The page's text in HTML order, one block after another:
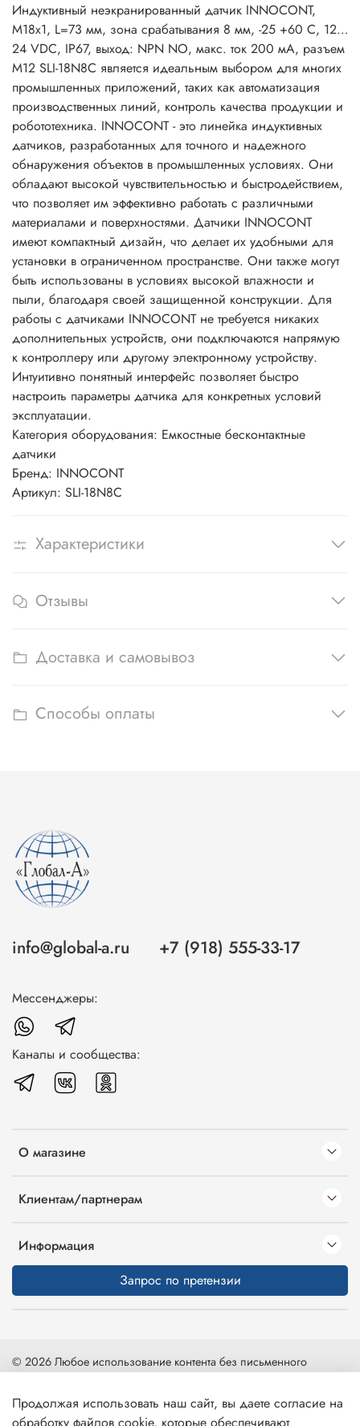
Индуктивный неэкранированный датчик INNOCONT,
M18x1, L=73 мм, зона срабатывания 8 мм, -25 +60 С, 12…
24 VDC, IP67, выход: NPN NO, макс. ток 200 мА, разъем
M12 SLI-18N8C является идеальным выбором для многих
промышленных приложений, таких как автоматизация
производственных линий, контроль качества продукции и
робототехника. INNOCONT - это линейка индуктивных
датчиков, разработанных для точного и надежного
обнаружения объектов в промышленных условиях. Они
обладают высокой чувствительностью и быстродействием,
что позволяет им эффективно работать с различными
материалами и поверхностями. Датчики INNOCONT
имеют компактный дизайн, что делает их удобными для
установки в ограниченном пространстве. Они также могут
быть использованы в условиях высокой влажности и
пыли, благодаря своей защищенной конструкции. Для
работы с датчиками INNOCONT не требуется никаких
дополнительных устройств, они подключаются напрямую
к контроллеру или другому электронному устройству.
Интуитивно понятный интерфейс позволяет быстро
настроить параметры датчика для конкретных условий
эксплуатации.
Категория оборудования: Емкостные бесконтактные
датчики
Бренд: INNOCONT
Артикул: SLI-18N8C
Характеристики
Отзывы
Доставка и самовывоз
Способы оплаты
О магазине
Клиентам/партнерам
Информация
Запрос по претензии
info@global-a.ru +7 (918) 555-33-17
Мессенджеры:
Каналы и сообщества:
© 2026 Любое использование контента без письменного
Карта сайта| Интернет-магазин создан на inSales
Продолжая использовать наш сайт, вы даете согласие на